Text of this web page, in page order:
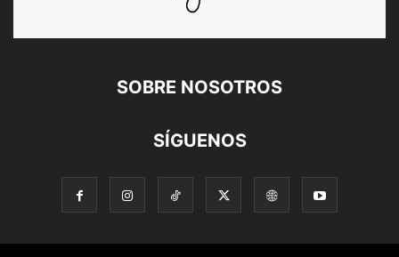
SOBRE NOSOTROS
SÍGUENOS